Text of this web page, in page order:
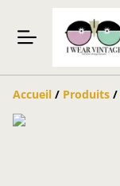
Accueil / Produits /